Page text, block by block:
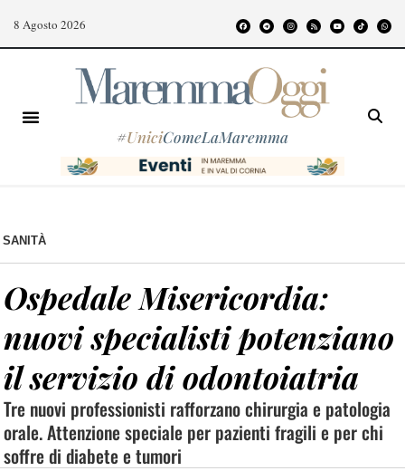
8 Agosto 2026
#UniciComeLaMaremma
SANITÀ
Ospedale Misericordia:
nuovi specialisti potenziano
il servizio di odontoiatria
Tre nuovi professionisti rafforzano chirurgia e patologia
orale. Attenzione speciale per pazienti fragili e per chi
soffre di diabete e tumori